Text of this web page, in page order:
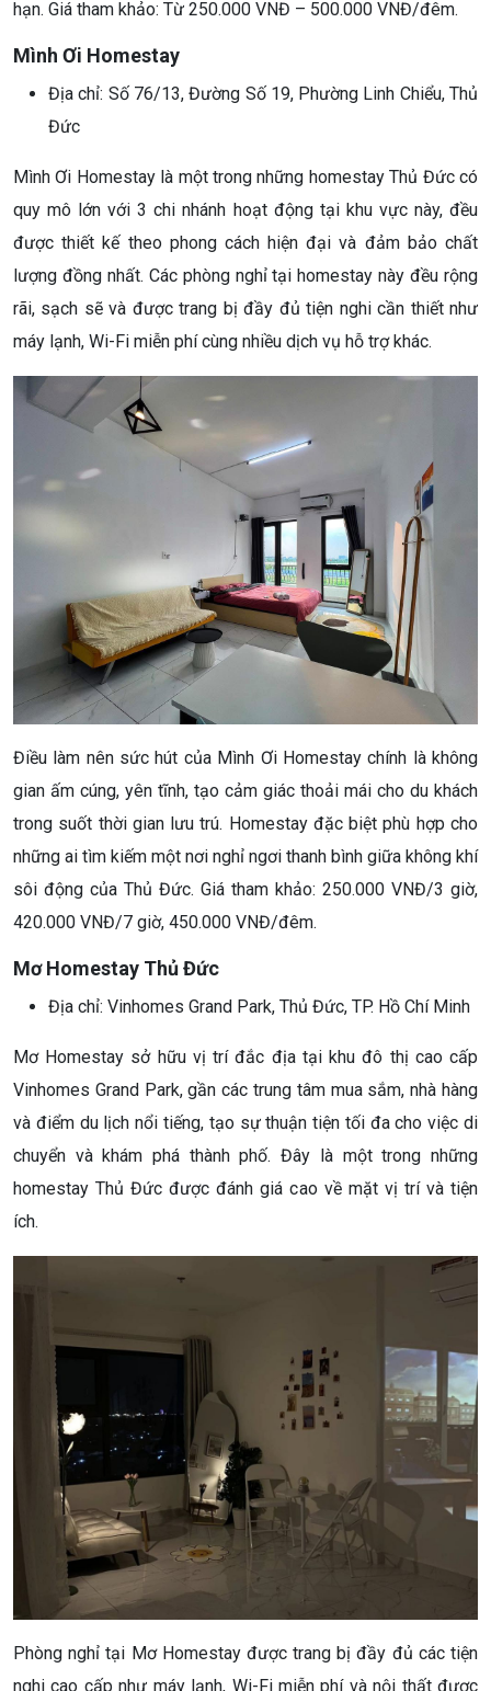
hạn. Giá tham khảo: Từ 250.000 VNĐ – 500.000 VNĐ/đêm.
Mình Ơi Homestay
Địa chỉ: Số 76/13, Đường Số 19, Phường Linh Chiểu, Thủ
Đức
Mình Ơi Homestay là một trong những homestay Thủ Đức có
quy mô lớn với 3 chi nhánh hoạt động tại khu vực này, đều
được thiết kế theo phong cách hiện đại và đảm bảo chất
lượng đồng nhất. Các phòng nghỉ tại homestay này đều rộng
rãi, sạch sẽ và được trang bị đầy đủ tiện nghi cần thiết như
máy lạnh, Wi-Fi miễn phí cùng nhiều dịch vụ hỗ trợ khác.
Điều làm nên sức hút của Mình Ơi Homestay chính là không
gian ấm cúng, yên tĩnh, tạo cảm giác thoải mái cho du khách
trong suốt thời gian lưu trú. Homestay đặc biệt phù hợp cho
những ai tìm kiếm một nơi nghỉ ngơi thanh bình giữa không khí
sôi động của Thủ Đức. Giá tham khảo: 250.000 VNĐ/3 giờ,
420.000 VNĐ/7 giờ, 450.000 VNĐ/đêm.
Mơ Homestay Thủ Đức
Địa chỉ: Vinhomes Grand Park, Thủ Đức, TP. Hồ Chí Minh
Mơ Homestay sở hữu vị trí đắc địa tại khu đô thị cao cấp
Vinhomes Grand Park, gần các trung tâm mua sắm, nhà hàng
và điểm du lịch nổi tiếng, tạo sự thuận tiện tối đa cho việc di
chuyển và khám phá thành phố. Đây là một trong những
homestay Thủ Đức được đánh giá cao về mặt vị trí và tiện
ích.
Phòng nghỉ tại Mơ Homestay được trang bị đầy đủ các tiện
nghi cao cấp như máy lạnh, Wi-Fi miễn phí và nội thất được